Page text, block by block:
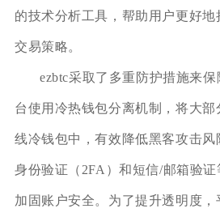
的技术分析工具，帮助用户更好
交易策略。
ezbtc采取了多重防护措施来
台使用冷热钱包分离机制，将大
线冷钱包中，有效降低黑客攻击风
身份验证（2FA）和短信/邮箱验
加固账户安全。为了提升透明度